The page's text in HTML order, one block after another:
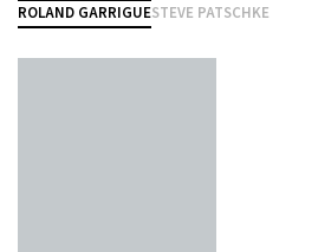
ROLAND GARRIGUESTEVE PATSCHKE